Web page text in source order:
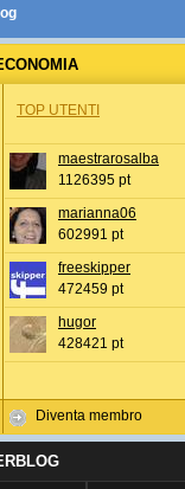
TOP UTENTI
maestrarosalba
1126395 pt
marianna06
602991 pt
freeskipper
472459 pt
hugor
428421 pt
Diventa membro